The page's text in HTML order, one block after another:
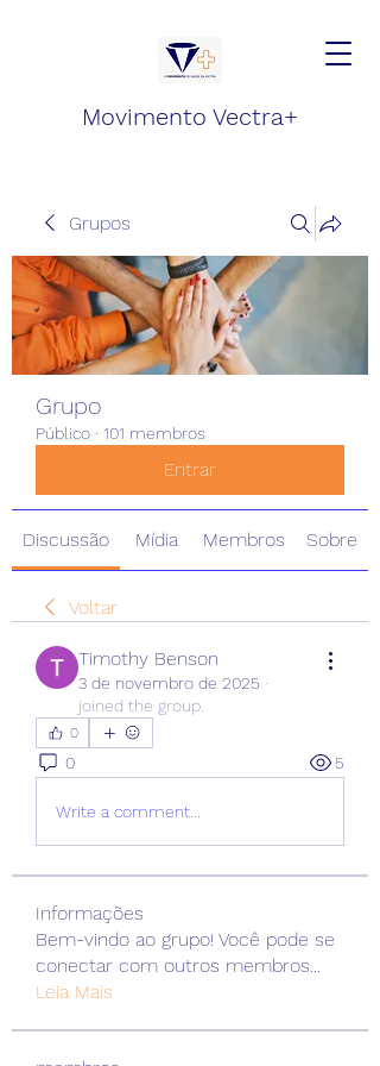
Movimento Vectra+
Grupos
Grupo
Público · 101 membros
Entrar
Discussão Mídia Membros Sobre
Voltar
Timothy Benson
3 de novembro de 2025 ·
joined the group.
0
0 5
Write a comment...
Informações
Bem-vindo ao grupo! Você pode se
conectar com outros membros...
Leia Mais